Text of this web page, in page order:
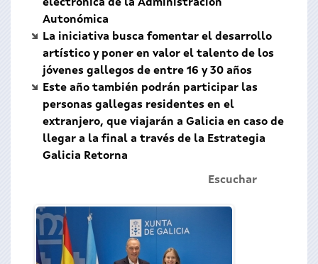
electrónica de la Administración
Autonómica
La iniciativa busca fomentar el desarrollo
artístico y poner en valor el talento de los
jóvenes gallegos de entre 16 y 30 años
Este año también podrán participar las
personas gallegas residentes en el
extranjero, que viajarán a Galicia en caso de
llegar a la final a través de la Estrategia
Galicia Retorna
Escuchar